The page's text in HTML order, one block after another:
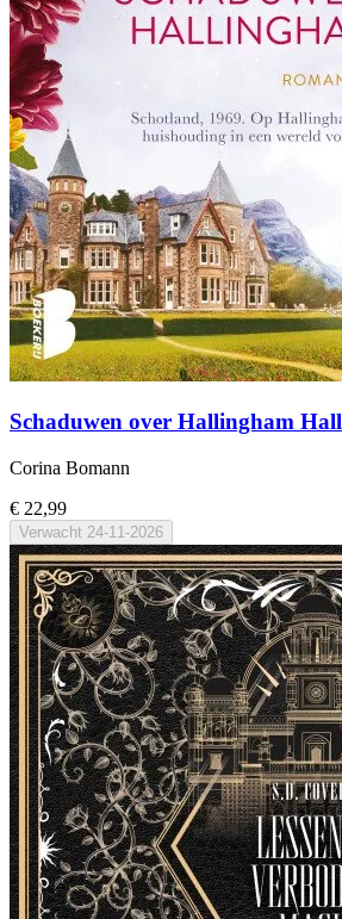
Schaduwen over Hallingham Hall
Corina Bomann
€ 22,99
Verwacht 24-11-2026